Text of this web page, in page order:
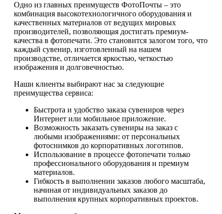
Одно из главных преимуществ ФотоПочты – это
комбинация высокотехнологичного оборудования и
качественных материалов от ведущих мировых
производителей, позволяющая достигать премиум-
качества в фотопечати. Это становится залогом того, что
каждый сувенир, изготовленный на нашем
производстве, отличается яркостью, четкостью
изображения и долговечностью.
Наши клиенты выбирают нас за следующие
преимущества сервиса:
Быстрота и удобство заказа сувениров через
Интернет или мобильное приложение.
Возможность заказать сувениры на заказ с
любыми изображениями: от персональных
фотоснимков до корпоративных логотипов.
Использование в процессе фотопечати только
профессионального оборудования и премиум
материалов.
Гибкость в выполнении заказов любого масштаба,
начиная от индивидуальных заказов до
выполнения крупных корпоративных проектов.